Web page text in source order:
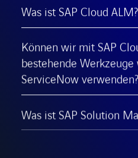
Was ist SAP Cloud ALM?
Können wir mit SAP
bestehende Werkzeuge
ServiceNow verwenden?
Was ist SAP Solution